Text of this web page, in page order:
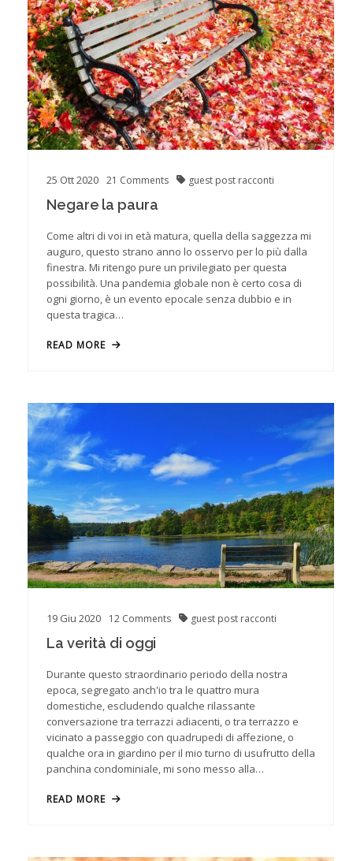
25 Ott2020 21 Comments guest post racconti
Negare la paura
Come altri di voi in età matura, quella della saggezza mi
auguro, questo strano anno lo osservo per lo più dalla
finestra. Mi ritengo pure un privilegiato per questa
possibilità. Una pandemia globale non è certo cosa di
ogni giorno, è un evento epocale senza dubbio e in
questa tragica…
READ MORE
19 Giu 2020 12 Comments guest post racconti
La verità di oggi
Durante questo straordinario periodo della nostra
epoca, segregato anch'io tra le quattro mura
domestiche, escludendo qualche rilassante
conversazione tra terrazzi adiacenti, o tra terrazzo e
vicinato a passeggio con quadrupedi di affezione, o
qualche ora in giardino per il mio turno di usufrutto della
panchina condominiale, mi sono messo alla…
READ MORE